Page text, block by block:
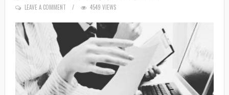
ON
LEAVE A COMMENT
4549 VIEWS